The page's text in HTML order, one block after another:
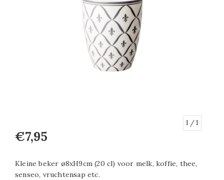
1 / 1
€7,95
Kleine beker ø8xH9cm (20 cl) voor melk, koffie, thee,
senseo, vruchtensap etc.